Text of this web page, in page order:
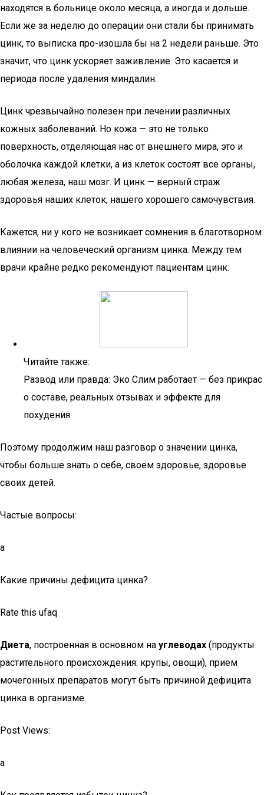
находятся в больнице около месяца, а иногда и дольше.
Если же за неделю до операции они стали бы принимать
цинк, то выписка про-изошла бы на 2 недели раньше. Это
значит, что цинк ускоряет заживление. Это касается и
периода после удаления миндалин.
Цинк чрезвычайно полезен при лечении различных
кожных заболеваний. Но кожа — это не только
поверхность, отделяющая нас от внешнего мира, это и
оболочка каждой клетки, а из клеток состоят все органы,
любая железа, наш мозг. И цинк — верный страж
здоровья наших клеток, нашего хорошего самочувствия.
Кажется, ни у кого не возникает сомнения в благотворном
влиянии на человеческий организм цинка. Между тем
врачи крайне редко рекомендуют пациентам цинк.
Читайте также:
Развод или правда: Эко Слим работает — без прикрас
о составе, реальных отзывах и эффекте для
похудения
Поэтому продолжим наш разговор о значении цинка,
чтобы больше знать о себе, своем здоровье, здоровье
своих детей.
Частые вопросы:
a
Какие причины дефицита цинка?
Rate this ufaq
Диета, построенная в основном на углеводах (продукты
растительного происхождения: крупы, овощи), прием
мочегонных препаратов могут быть причиной дефицита
цинка в организме.
Post Views:
a